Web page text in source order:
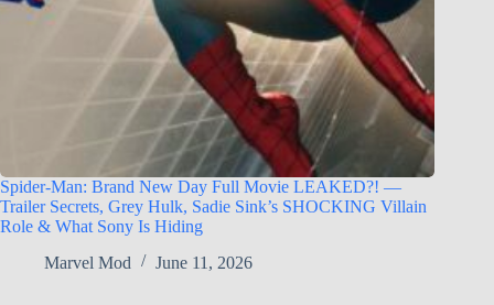
Spider-Man: Brand New Day Full Movie LEAKED?! —
Trailer Secrets, Grey Hulk, Sadie Sink’s SHOCKING Villain
Role & What Sony Is Hiding
Marvel Mod
June 11, 2026